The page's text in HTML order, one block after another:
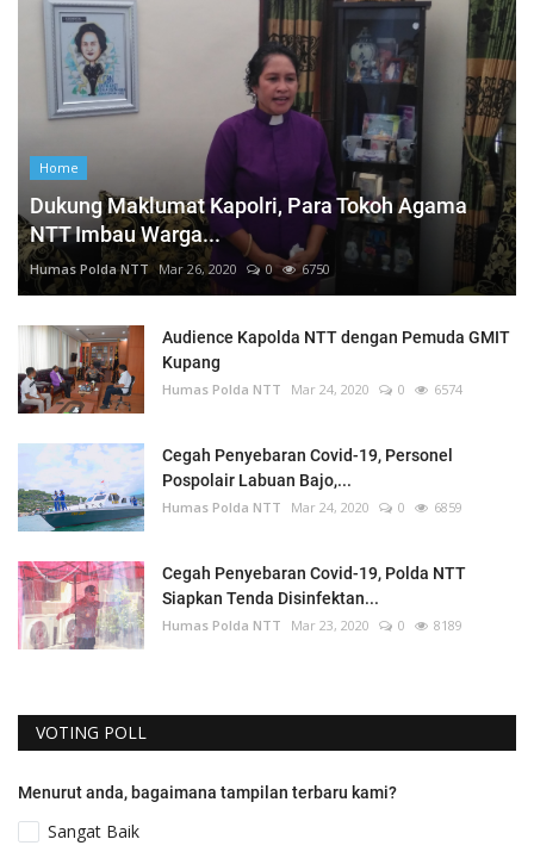
Home
Dukung Maklumat Kapolri, Para Tokoh Agama
NTT Imbau Warga...
Humas Polda NTT Mar 26, 2020 0 6750
Audience Kapolda NTT dengan Pemuda GMIT
Kupang
Humas Polda NTT Mar 24, 2020 0 6574
Cegah Penyebaran Covid-19, Personel
Pospolair Labuan Bajo,...
Humas Polda NTT Mar 24, 2020 0 6859
Cegah Penyebaran Covid-19, Polda NTT
Siapkan Tenda Disinfektan...
Humas Polda NTT Mar 23, 2020 0 8189
VOTING POLL
Menurut anda, bagaimana tampilan terbaru kami?
Sangat Baik